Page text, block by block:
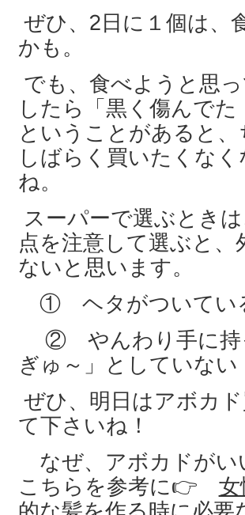
ぜひ、2日に１個は、
かも。
でも、食べようと思
したら「黒く傷んでた
ということがあると、
しばらく買いたくな
ね。
スーパーで選ぶとき
点を注意して選ぶと、
ないと思います。
① ヘタがついてい
② やんわり手に持
ぎゅ～」としていない
ぜひ、明日はアボカ
て下さいね！
なぜ、アボカドがい
こちらを参考に👉